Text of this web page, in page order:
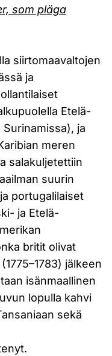
som pläga
siirtomaavaltojen
ja
Etelä-
ja
meren
salakuljetettiin
suurin
portugalilaiset
ja Etelä-
britit olivat
jälkeen
isänmaallinen
lopulla kahvi
sekä